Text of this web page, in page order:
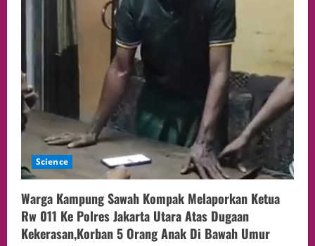
Science
Warga Kampung Sawah Kompak Melaporkan Ketua
Rw 011 Ke Polres Jakarta Utara Atas Dugaan
Kekerasan,Korban 5 Orang Anak Di Bawah Umur